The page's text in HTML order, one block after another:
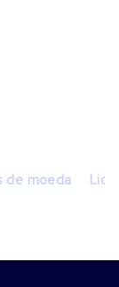
de moeda